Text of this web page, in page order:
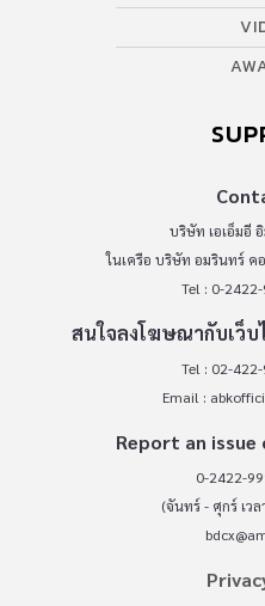
บริษัท เอเอ็มอี
ในเครือ บริษัท อมรินทร์ ค
Tel : 0-
สนใจลงโฆษณากับเว็บ
Tel : 02-
Email :
Report an
0-2422-
(จันทร์ - ศุกร์ เว